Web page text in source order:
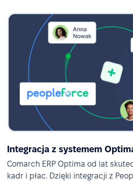
Integracja z systemem
Comarch ERP Optima od lat
kadr i płac. Dzięki integracji z